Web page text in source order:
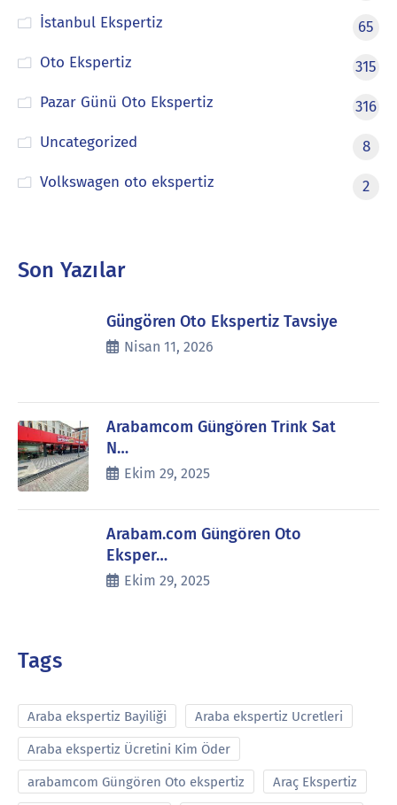
İstanbul Ekspertiz
65
Oto Ekspertiz
315
Pazar Günü Oto Ekspertiz
316
Uncategorized
8
Volkswagen oto ekspertiz
2
Son Yazılar
Güngören Oto Ekspertiz Tavsiye
Nisan 11, 2026
Arabamcom Güngören Trink Sat
N…
Ekim 29, 2025
Arabam.com Güngören Oto
Eksper…
Ekim 29, 2025
Tags
Araba ekspertiz Bayiliği Araba ekspertiz Ucretleri
Araba ekspertiz Ücretini Kim Öder
arabamcom Güngören Oto ekspertiz Araç Ekspertiz